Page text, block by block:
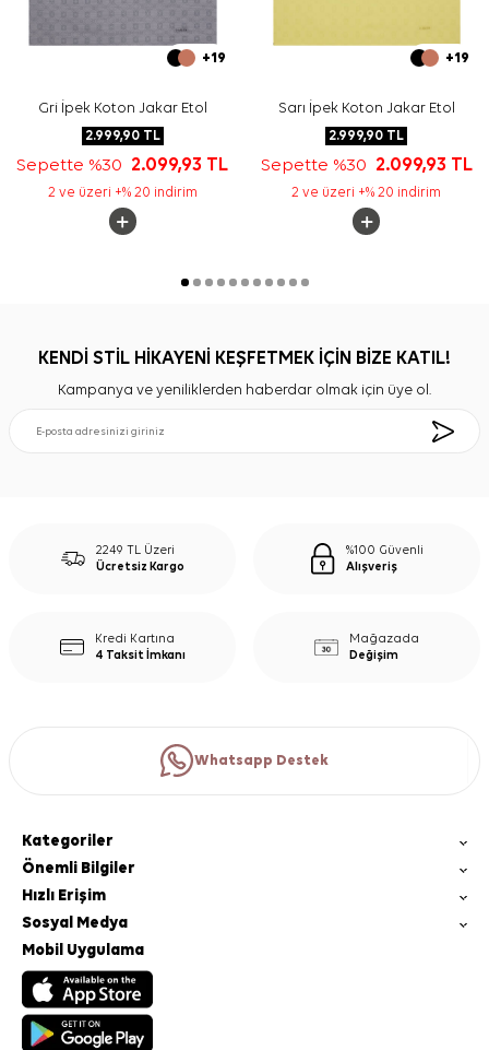
+19
Gri İpek Koton Jakar Etol
2.999,90TL
Sepette %30 2.099,93 TL
2 ve üzeri +% 20 indirim
+19
Sarı İpek Koton Jakar Etol
2.999,90 TL
Sepette %30 2.099,93 TL
2 ve üzeri +% 20 indirim
KENDİ STİL HİKAYENİ KEŞFETMEK İÇİN BİZE KATIL!
Kampanya ve yeniliklerden haberdar olmak için üye ol.
2249 TL Üzeri
Ücretsiz Kargo
%100 Güvenli
Alışveriş
Kredi Kartına
4 Taksit İmkanı
Mağazada
Değişim
Whatsapp Destek
Kategoriler
Önemli Bilgiler
Hızlı Erişim
Sosyal Medya
Mobil Uygulama